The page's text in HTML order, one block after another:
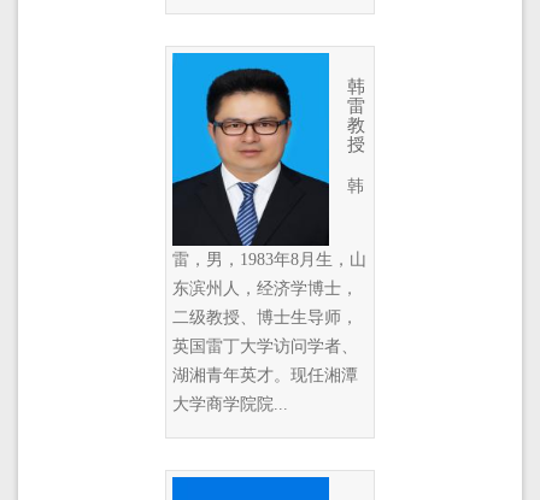
韩
雷
教
授
韩
雷，男，1983年8月生，山
东滨州人，经济学博士，
二级教授、博士生导师，
英国雷丁大学访问学者、
湖湘青年英才。现任湘潭
大学商学院院...